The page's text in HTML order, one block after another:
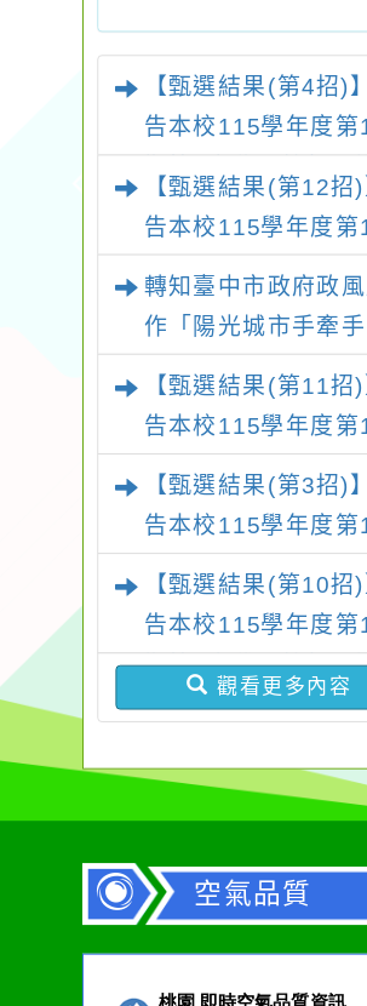
【甄選結果(第4招)
告本校115學年度第
【甄選結果(第12招
告本校115學年度第
轉知臺中市政府政
作「陽光城市手牽
【甄選結果(第11招
告本校115學年度第
【甄選結果(第3招)
告本校115學年度第
【甄選結果(第10招
告本校115學年度第
期第7次代理教師甄
果(第10招)
觀看更多內容
空氣品質